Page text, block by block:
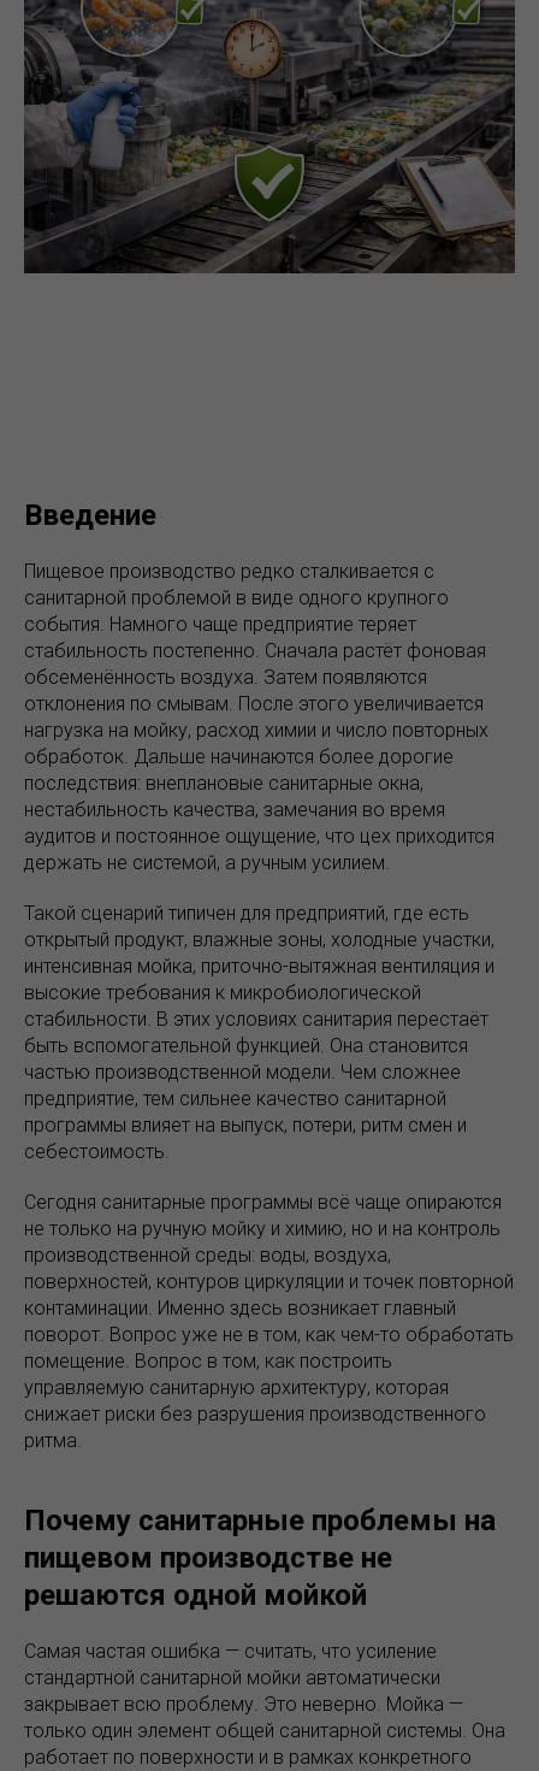
Введение
Пищевое производство редко сталкивается с
санитарной проблемой в виде одного крупного
события. Намного чаще предприятие теряет
стабильность постепенно. Сначала растёт фоновая
обсеменённость воздуха. Затем появляются
отклонения по смывам. После этого увеличивается
нагрузка на мойку, расход химии и число повторных
обработок. Дальше начинаются более дорогие
последствия: внеплановые санитарные окна,
нестабильность качества, замечания во время
аудитов и постоянное ощущение, что цех приходится
держать не системой, а ручным усилием.
Такой сценарий типичен для предприятий, где есть
открытый продукт, влажные зоны, холодные участки,
интенсивная мойка, приточно-вытяжная вентиляция и
высокие требования к микробиологической
стабильности. В этих условиях санитария перестаёт
быть вспомогательной функцией. Она становится
частью производственной модели. Чем сложнее
предприятие, тем сильнее качество санитарной
программы влияет на выпуск, потери, ритм смен и
себестоимость.
Сегодня санитарные программы всё чаще опираются
не только на ручную мойку и химию, но и на контроль
производственной среды: воды, воздуха,
поверхностей, контуров циркуляции и точек повторной
контаминации. Именно здесь возникает главный
поворот. Вопрос уже не в том, как чем-то обработать
помещение. Вопрос в том, как построить
управляемую санитарную архитектуру, которая
снижает риски без разрушения производственного
ритма.
Почему санитарные проблемы на
пищевом производстве не
решаются одной мойкой
Самая частая ошибка — считать, что усиление
стандартной санитарной мойки автоматически
закрывает всю проблему. Это неверно. Мойка —
только один элемент общей санитарной системы. Она
работает по поверхности и в рамках конкретного